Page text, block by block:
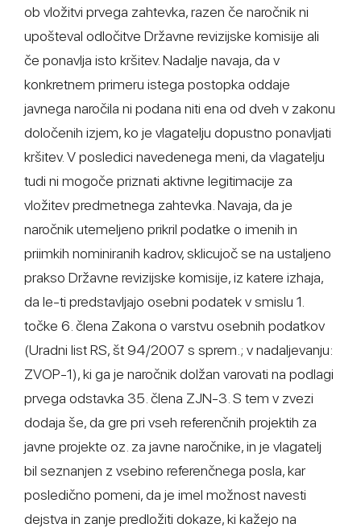
ob vložitvi prvega zahtevka, razen če naročnik ni
upošteval odločitve Državne revizijske komisije ali
če ponavlja isto kršitev. Nadalje navaja, da v
konkretnem primeru istega postopka oddaje
javnega naročila ni podana niti ena od dveh v zakonu
določenih izjem, ko je vlagatelju dopustno ponavljati
kršitev. V posledici navedenega meni, da vlagatelju
tudi ni mogoče priznati aktivne legitimacije za
vložitev predmetnega zahtevka. Navaja, da je
naročnik utemeljeno prikril podatke o imenih in
priimkih nominiranih kadrov, sklicujoč se na ustaljeno
prakso Državne revizijske komisije, iz katere izhaja,
da le-ti predstavljajo osebni podatek v smislu 1.
točke 6. člena Zakona o varstvu osebnih podatkov
(Uradni list RS, št 94/2007 s sprem.; v nadaljevanju:
ZVOP-1), ki ga je naročnik dolžan varovati na podlagi
prvega odstavka 35. člena ZJN-3. S tem v zvezi
dodaja še, da gre pri vseh referenčnih projektih za
javne projekte oz. za javne naročnike, in je vlagatelj
bil seznanjen z vsebino referenčnega posla, kar
posledično pomeni, da je imel možnost navesti
dejstva in zanje predložiti dokaze, ki kažejo na